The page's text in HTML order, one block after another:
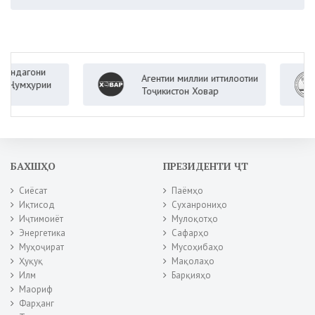
Агентии миллии иттилоотии
Тоҷикистон Ховар
БАХШҲО
Сиёсат
Иқтисод
Иҷтимоиёт
Энергетика
Муҳоҷират
Ҳуқуқ
Илм
Маориф
Фарҳанг
ПРЕЗИДЕНТИ ҶТ
Паёмҳо
Суханрониҳо
Мулоқотҳо
Сафарҳо
Мусоҳибаҳо
Мақолаҳо
Барқияҳо